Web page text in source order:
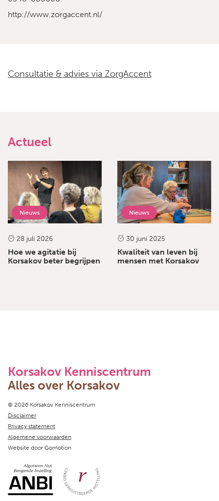
http://www.zorgaccent.nl/
Consultatie & advies via ZorgAccent
Actueel
Nieuws
28 juli 2026
Hoe we agitatie bij
Korsakov beter begrijpen
Nieuws
30 juni 2025
Kwaliteit van leven bij
mensen met Korsakov
Korsakov Kenniscentrum
Alles over Korsakov
Copyright navigation
© 2026 Korsakov Kenniscentrum
Disclaimer
Privacy statement
Algemene voorwaarden
Website door Gomotion